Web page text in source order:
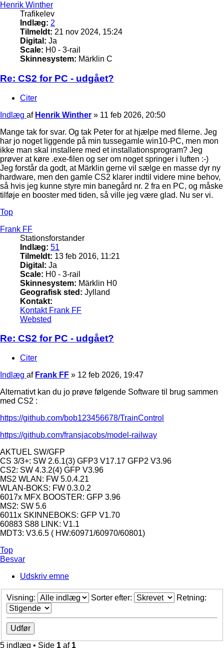
Henrik Winther
Trafikelev
Indlæg: 2
Tilmeldt: 21 nov 2024, 15:24
Digital: Ja
Scale: H0 - 3-rail
Skinnesystem: Märklin C
Re: CS2 for PC - udgået?
Citer
Indlæg af Henrik Winther » 11 feb 2026, 20:50
Mange tak for svar. Og tak Peter for at hjælpe med filerne. Jeg
har jo noget liggende på min tussegamle win10-PC, men mon
ikke man skal installere med et installationsprogram? Jeg
prøver at køre .exe-filen og ser om noget springer i luften :-)
Jeg forstår da godt, at Märklin gerne vil sælge en masse dyr ny
hardware, men den gamle CS2 klarer indtil videre mine behov,
så hvis jeg kunne styre min banegård nr. 2 fra en PC, og måske
tilføje en booster med tiden, så ville jeg være glad. Nu ser vi.
Top
Frank FF
Stationsforstander
Indlæg: 51
Tilmeldt: 13 feb 2016, 11:21
Digital: Ja
Scale: H0 - 3-rail
Skinnesystem: Märklin H0
Geografisk sted: Jylland
Kontakt:
Kontakt Frank FF
Websted
Re: CS2 for PC - udgået?
Citer
Indlæg af Frank FF » 12 feb 2026, 19:47
Alternativt kan du jo prøve følgende Software til brug sammen
med CS2 :
https://github.com/bob123456678/TrainControl
https://github.com/fransjacobs/model-railway
AKTUEL SW/GFP
CS 3/3+: SW 2.6.1(3) GFP3 V17.17 GFP2 V3.96
CS2: SW 4.3.2(4) GFP V3.96
MS2 WLAN: FW 5.0.4.21
WLAN-BOKS: FW 0.3.0.2
6017x MFX BOOSTER: GFP 3.96
MS2: SW 5.6
6011x SKINNEBOKS: GFP V1.70
60883 S88 LINK: V1.1
MDT3: V3.6.5 ( HW:60971/60970/60801)
Top
Besvar
Udskriv emne
Visning: Sorter efter: Retning:
5 indlæg • Side 1 af 1